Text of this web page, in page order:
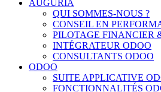
AUGURIA
QUI SOMMES-NOUS ?
CONSEIL EN
PILOTAGE FINANCIER
INTÉGRATEUR ODOO
CONSULTANTS ODOO
ODOO
SUITE APPLICATIVE
FONCTIONNALITÉS